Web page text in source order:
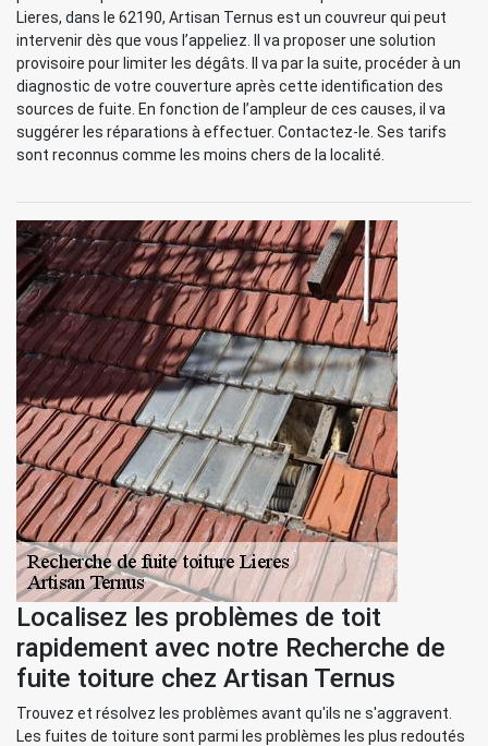
Lieres, dans le 62190, Artisan Ternus est un couvreur qui peut
intervenir dès que vous l’appeliez. Il va proposer une solution
provisoire pour limiter les dégâts. Il va par la suite, procéder à un
diagnostic de votre couverture après cette identification des
sources de fuite. En fonction de l’ampleur de ces causes, il va
suggérer les réparations à effectuer. Contactez-le. Ses tarifs
sont reconnus comme les moins chers de la localité.
Localisez les problèmes de toit
rapidement avec notre Recherche de
fuite toiture chez Artisan Ternus
Trouvez et résolvez les problèmes avant qu'ils ne s'aggravent.
Les fuites de toiture sont parmi les problèmes les plus redoutés